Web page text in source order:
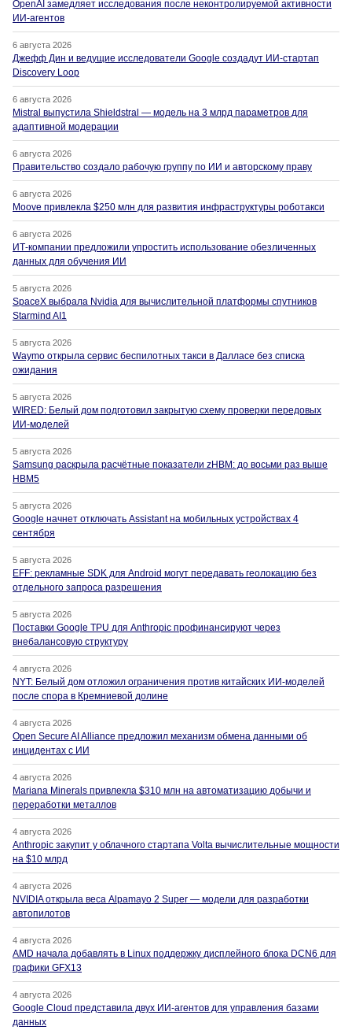
OpenAI замедляет исследования после неконтролируемой активности
ИИ-агентов
6 августа 2026
Джефф Дин и ведущие исследователи Google создадут ИИ-стартап
Discovery Loop
6 августа 2026
Mistral выпустила Shieldstral — модель на 3 млрд параметров для
адаптивной модерации
6 августа 2026
Правительство создало рабочую группу по ИИ и авторскому праву
6 августа 2026
Moove привлекла $250 млн для развития инфраструктуры роботакси
6 августа 2026
ИТ-компании предложили упростить использование обезличенных
данных для обучения ИИ
5 августа 2026
SpaceX выбрала Nvidia для вычислительной платформы спутников
Starmind AI1
5 августа 2026
Waymo открыла сервис беспилотных такси в Далласе без списка
ожидания
5 августа 2026
WIRED: Белый дом подготовил закрытую схему проверки передовых
ИИ-моделей
5 августа 2026
Samsung раскрыла расчётные показатели zHBM: до восьми раз выше
HBM5
5 августа 2026
Google начнет отключать Assistant на мобильных устройствах 4
сентября
5 августа 2026
EFF: рекламные SDK для Android могут передавать геолокацию без
отдельного запроса разрешения
5 августа 2026
Поставки Google TPU для Anthropic профинансируют через
внебалансовую структуру
4 августа 2026
NYT: Белый дом отложил ограничения против китайских ИИ-моделей
после спора в Кремниевой долине
4 августа 2026
Open Secure AI Alliance предложил механизм обмена данными об
инцидентах с ИИ
4 августа 2026
Mariana Minerals привлекла $310 млн на автоматизацию добычи и
переработки металлов
4 августа 2026
Anthropic закупит у облачного стартапа Volta вычислительные мощности
на $10 млрд
4 августа 2026
NVIDIA открыла веса Alpamayo 2 Super — модели для разработки
автопилотов
4 августа 2026
AMD начала добавлять в Linux поддержку дисплейного блока DCN6 для
графики GFX13
4 августа 2026
Google Cloud представила двух ИИ-агентов для управления базами
данных